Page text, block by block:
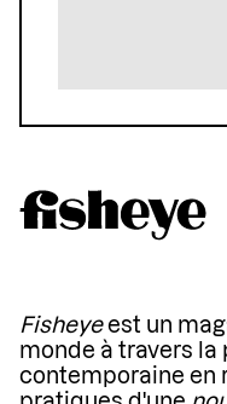
Fisheyeest un
monde à travers la
contemporaine en